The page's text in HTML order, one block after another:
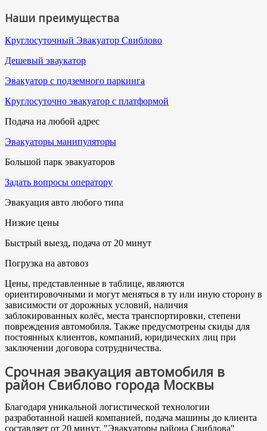
Наши преимущества
Круглосуточный Эвакуатор Свиблово
Дешевый эваукатор
Эвакуатор с подземного паркинга
Круглосуточно эвакуатор с платформой
Подача на любой адрес
Эвакуаторы манипуляторы
Большой парк эвакуаторов
Задать вопросы оператору
Эвакуация авто любого типа
Низкие цены
Быстрый выезд, подача от 20 минут
Погрузка на автовоз
Цены, представленные в таблице, являются
ориентировочными и могут меняться в ту или иную сторону в
зависимости от дорожных условий, наличия
заблокированных колёс, места транспортировки, степени
повреждения автомобиля. Также предусмотрены скиды для
постоянных клиентов, компаний, юридических лиц при
заключении договора сотрудничества.
Срочная эвакуация автомобиля в
район Свиблово города Москвы
Благодаря уникальной логистической технологии
разработанной нашей компанией, подача машины до клиента
составляет от 20 минут. "Эвакуаторы района Свиблова"